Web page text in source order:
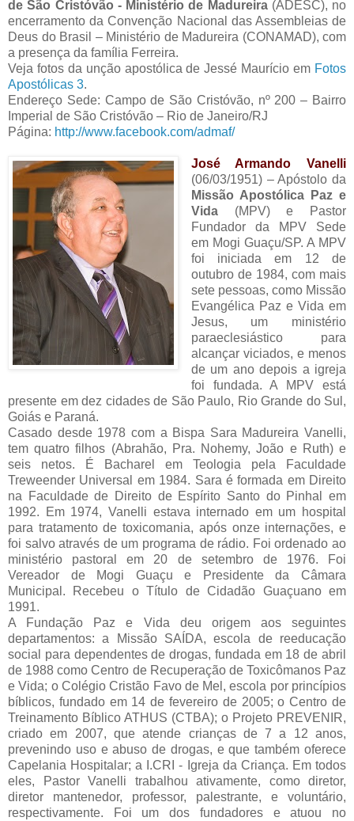
de São Cristóvão - Ministério de Madureira(ADESC), no
encerramento da Convenção Nacional das Assembleias de
Deus do Brasil – Ministério de Madureira (CONAMAD), com
a presença da família Ferreira.
Veja fotos da unção apostólica de Jessé Maurício em Fotos
Apostólicas 3.
Endereço Sede: Campo de São Cristóvão, nº 200 – Bairro
Imperial de São Cristóvão – Rio de Janeiro/RJ
Página: http://www.facebook.com/admaf/
José Armando Vanelli
(06/03/1951) – Apóstolo da
Missão Apostólica Paz e
Vida(MPV) e Pastor
Fundador da MPV Sede
em Mogi Guaçu/SP. A MPV
foi iniciada em 12 de
outubro de 1984, com mais
sete pessoas, como Missão
Evangélica Paz e Vida em
Jesus, um ministério
paraeclesiástico para
alcançar viciados, e menos
de um ano depois a igreja
foi fundada. A MPV está
presente em dez cidades de São Paulo, Rio Grande do Sul,
Goiás e Paraná.
Casado desde 1978 com a Bispa Sara Madureira Vanelli,
tem quatro filhos (Abrahão, Pra. Nohemy, João e Ruth) e
seis netos. É Bacharel em Teologia pela Faculdade
Treweender Universal em 1984. Sara é formada em Direito
na Faculdade de Direito de Espírito Santo do Pinhal em
1992. Em 1974, Vanelli estava internado em um hospital
para tratamento de toxicomania, após onze internações, e
foi salvo através de um programa de rádio. Foi ordenado ao
ministério pastoral em 20 de setembro de 1976. Foi
Vereador de Mogi Guaçu e Presidente da Câmara
Municipal. Recebeu o Título de Cidadão Guaçuano em
1991.
A Fundação Paz e Vida deu origem aos seguintes
departamentos: a Missão SAÍDA, escola de reeducação
social para dependentes de drogas, fundada em 18 de abril
de 1988 como Centro de Recuperação de Toxicômanos Paz
e Vida; o Colégio Cristão Favo de Mel, escola por princípios
bíblicos, fundado em 14 de fevereiro de 2005; o Centro de
Treinamento Bíblico ATHUS (CTBA); o Projeto PREVENIR,
criado em 2007, que atende crianças de 7 a 12 anos,
prevenindo uso e abuso de drogas, e que também oferece
Capelania Hospitalar; a I.CRI - Igreja da Criança. Em todos
eles, Pastor Vanelli trabalhou ativamente, como diretor,
diretor mantenedor, professor, palestrante, e voluntário,
respectivamente. Foi um dos fundadores e atuou no